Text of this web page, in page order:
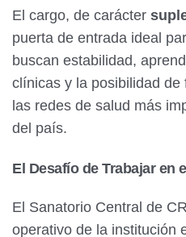
El cargo, de carácter
puerta de entrada ideal
buscan estabilidad,
clínicas y la posibilidad
las redes de salud más
del país.
El Desafío de Trabajar en
El Sanatorio Central de
operativo de la institución